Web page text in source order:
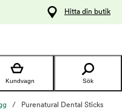
Hitta din butik
Kundvagn Sök
Purenatural Dental Sticks